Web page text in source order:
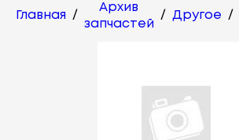
Главная /
Архив
запчастей
/ Другое /